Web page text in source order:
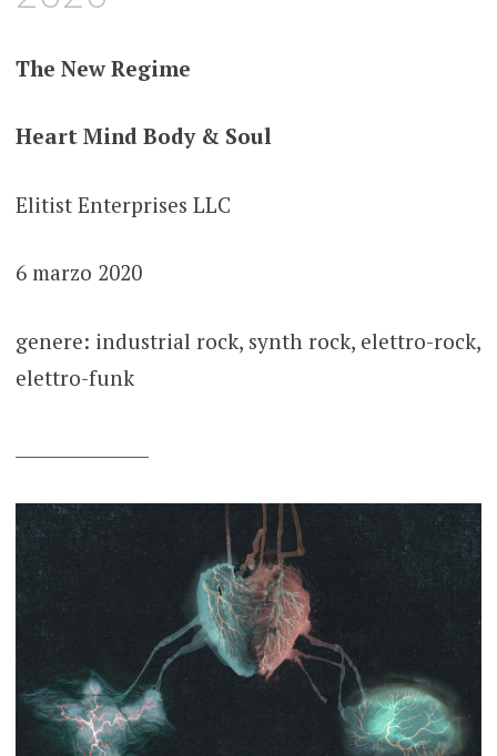
The New Regime
Heart Mind Body & Soul
Elitist Enterprises LLC
6 marzo 2020
genere: industrial rock, synth rock, elettro-rock,
elettro-funk